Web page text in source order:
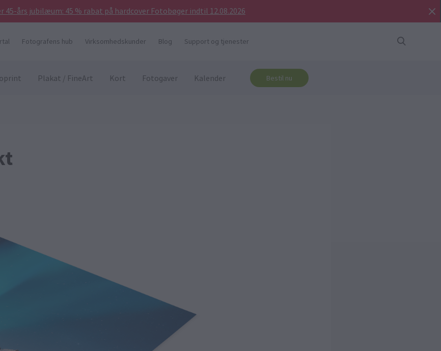
45-års jubilæum: 45 % rabat på hardcover Fotobøger indtil 12.08.2026
Fotografens hub Virksomhedskunder Blog Support og tjenester
Plakat / FineArt Kort Fotogaver Kalender Bestil nu